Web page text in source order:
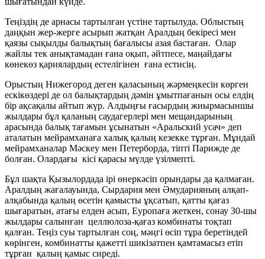
Теңіздің де арнасы тартылған үстіне тартылуда. Облыстың
даңқын жер-жерге асырып жатқан Аралдың бекіресі мен
қаязы сықылды балықтың бағалысы азая бастаған. Олар
жайлы тек анықтамадан ғана оқып, әйтпесе, маңайдағы
көнекөз қариялардың естелігінен ғана естисің.
Орыстың Нижегород деген қаласының жәрмеңкесін көрген
ескікөздері де ол балықтардың дәмін ұмытпағанын осы елдің
бір ақсақалы айтып жүр. Алдыңғы ғасырдың жиырмасыншы
жылдары бұл қаланың саудагерлері мен мещандарының
арасында балық тағамын ұсынатын «Аральский усач» деп
аталатын мейрамханаға халық қалың кезекке тұрған. Мұндай
мейрамханалар Мәскеу мен Петерборда, тіпті Парижде де
болған. Олардағы кісі қарасы мүлде үзілмепті.
Бұл шақта Қызылордада ірі өнеркәсіп орындары да қалмаған.
Аралдың жағалауында, Сырдария мен Әмударияның алқап-
алқабында қалың өсетін қамысты ұқсатып, қатты қағаз
шығаратын, атағы елден асып, Еуропаға жеткен, сонау 30-шы
жылдары салынған целлюлоза-қағаз комбинаты тоқтап
қалған. Теңіз суы тартылған соң, мәңгі өсіп тұра беретіндей
көрінген, комбинатты қажетті шикізатпен қамтамасыз етіп
тұрған қалың қамыс сиреді.